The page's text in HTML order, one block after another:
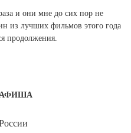
и они мне до сих пор не
из лучших фильмов этого года
продолжения.
АФИША